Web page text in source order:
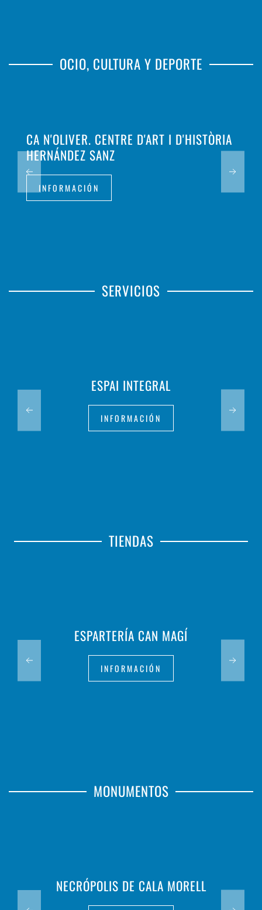
OCIO, CULTURA Y DEPORTE
CA N'OLIVER. CENTRE D'ART I D'HISTÒRIA
HERNÁNDEZ SANZ
INFORMACIÓN
SERVICIOS
ESPAI INTEGRAL
INFORMACIÓN
TIENDAS
ESPARTERÍA CAN MAGÍ
INFORMACIÓN
MONUMENTOS
NECRÓPOLIS DE CALA MORELL